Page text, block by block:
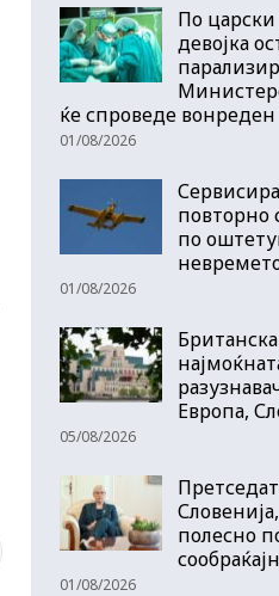
По
девојка
ќе спроведе
01/08/2026
повторно
по
01/08/2026
Европа,
05/08/2026
полесно
01/08/2026